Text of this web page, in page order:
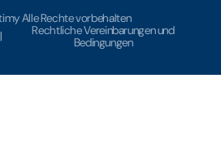
Alle Rechte vorbehalten
|
Rechtliche Vereinbarungen und
Bedingungen